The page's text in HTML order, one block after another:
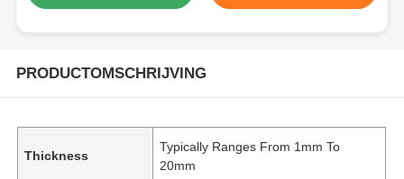
PRODUCTOMSCHRIJVING
Thickness
Typically Ranges From 1mm To
20mm